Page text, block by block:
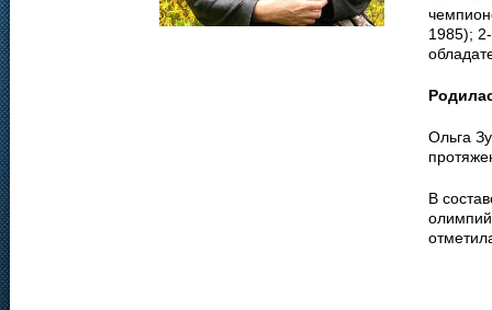
1985);
Ольга
В